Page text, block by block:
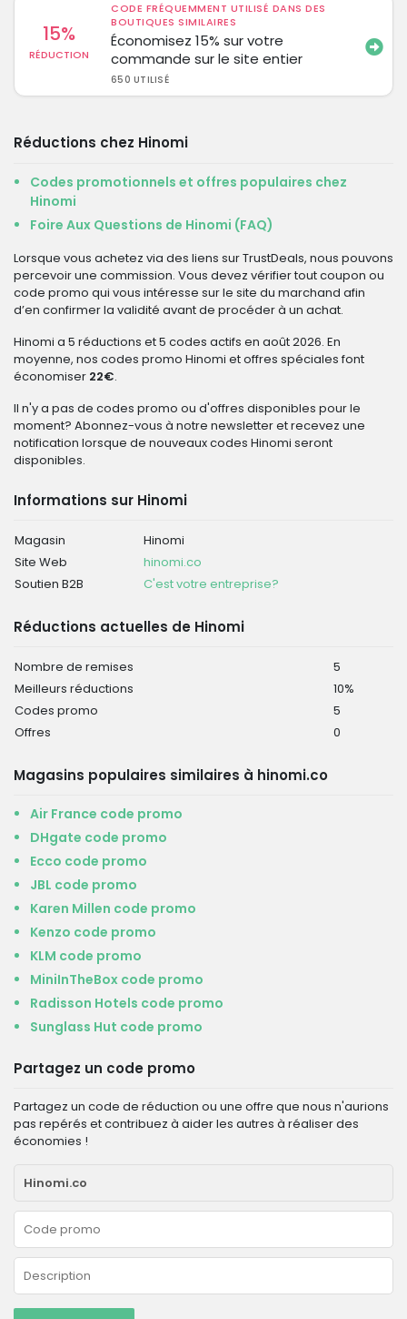
15%
RÉDUCTION
CODE FRÉQUEMMENT UTILISÉ DANS DES
BOUTIQUES SIMILAIRES
Économisez 15% sur votre
commande sur le site entier
650 UTILISÉ
Réductions chez Hinomi
Codes promotionnels et offres populaires chez
Hinomi
Foire Aux Questions de Hinomi (FAQ)
Lorsque vous achetez via des liens sur TrustDeals, nous pouvons
percevoir une commission. Vous devez vérifier tout coupon ou
code promo qui vous intéresse sur le site du marchand afin
d’en confirmer la validité avant de procéder à un achat.
Hinomi a 5 réductions et 5 codes actifs en août 2026. En
moyenne, nos codes promo Hinomi et offres spéciales font
économiser 22€.
Il n'y a pas de codes promo ou d'offres disponibles pour le
moment? Abonnez-vous à notre newsletter et recevez une
notification lorsque de nouveaux codes Hinomi seront
disponibles.
Informations sur Hinomi
Magasin
Hinomi
Site Web
hinomi.co
Soutien B2B
C'est votre entreprise?
Réductions actuelles de Hinomi
Nombre de remises
5
Meilleurs réductions
10%
Codes promo
5
Offres
0
Magasins populaires similaires à hinomi.co
Air France code promo
DHgate code promo
Ecco code promo
JBL code promo
Karen Millen code promo
Kenzo code promo
KLM code promo
MiniInTheBox code promo
Radisson Hotels code promo
Sunglass Hut code promo
Partagez un code promo
Partagez un code de réduction ou une offre que nous n'aurions
pas repérés et contribuez à aider les autres à réaliser des
économies !